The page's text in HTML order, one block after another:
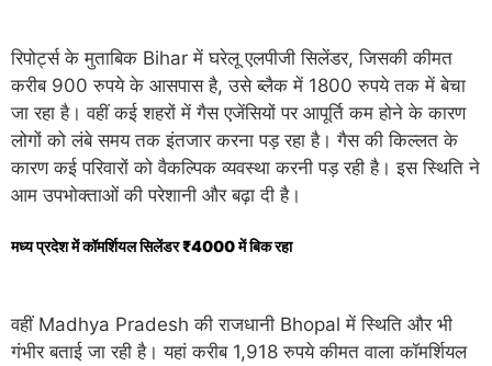
रिपोर्ट्स केमुताबिक Bihar में घरेलू एलपीजीसिलेंडर, जिसकीकीमत
करीब 900 रुपये के आसपास है, उसेब्लैक में 1800 रुपयेतक में बेचा
जा रहा है। वहींकई शहरों मेंगैस एजेंसियोंपर आपूर्तिकम होने केकारण
लोगों को लंबेसमयतकइंतजार करना पड़ रहा है।गैस कीकिल्लत के
कारणकई परिवारों कोवैकल्पिक व्यवस्था करनी पड़ रही है।इस स्थिति ने
आम उपभोक्ताओं की परेशानी और बढ़ा दी है।
मध्यप्रदेश मेंकॉमर्शियलसिलेंडर ₹4000 मेंबिकरहा
वहीं Madhya Pradesh की राजधानी Bhopal में स्थिति और भी
गंभीरबताई जा रही है। यहांकरीब 1,918 रुपयेकीमत वालाकॉमर्शियल